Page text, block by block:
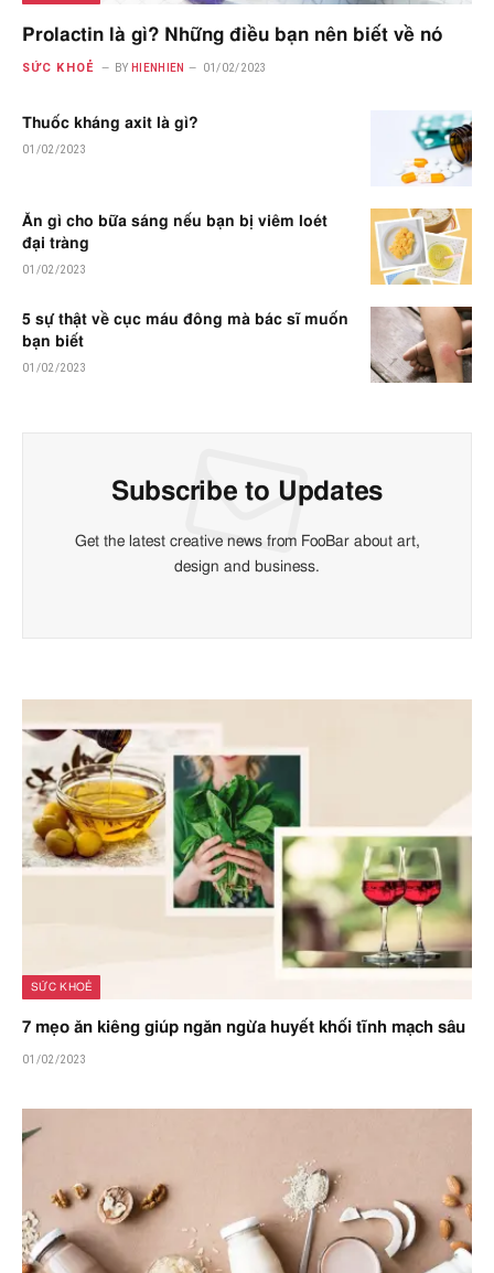
Prolactin là gì? Những điều bạn nên biết về nó
SỨC KHOẺ BY HIENHIEN 01/02/2023
Thuốc kháng axit là gì?
01/02/2023
Ăn gì cho bữa sáng nếu bạn bị viêm loét
đại tràng
01/02/2023
5 sự thật về cục máu đông mà bác sĩ muốn
bạn biết
01/02/2023
Subscribe to Updates
Get the latest creative news from FooBar about art,
design and business.
SỨC KHOẺ
7 mẹo ăn kiêng giúp ngăn ngừa huyết khối tĩnh mạch sâu
01/02/2023